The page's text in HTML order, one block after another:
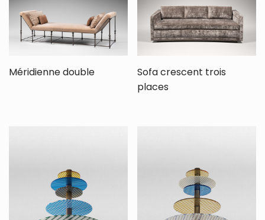
Méridienne double
Sofa crescent trois
places